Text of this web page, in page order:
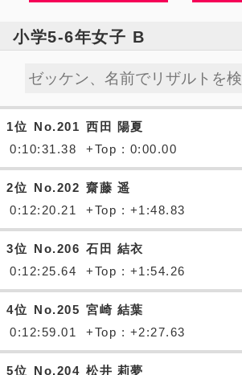
小学5-6年女子 B
1位 No.201 西田 陽夏
0:10:31.38
+Top : 0:00.00
2位 No.202 齋藤 遥
0:12:20.21
+Top : +1:48.83
3位 No.206 石田 結衣
0:12:25.64
+Top : +1:54.26
4位 No.205 宮崎 結葉
0:12:59.01
+Top : +2:27.63
5位 No.204 松井 莉夢